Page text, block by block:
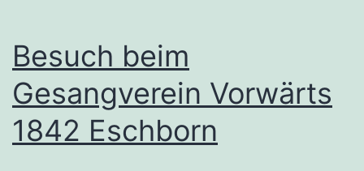
Besuch beim
Gesangverein Vorwärts
1842 Eschborn